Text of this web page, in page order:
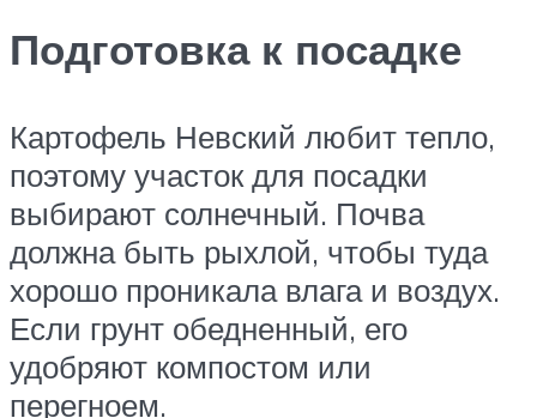
Подготовка к посадке
Картофель Невский любит тепло,
поэтому участок для посадки
выбирают солнечный. Почва
должна быть рыхлой, чтобы туда
хорошо проникала влага и воздух.
Если грунт обедненный, его
удобряют компостом или
перегноем.